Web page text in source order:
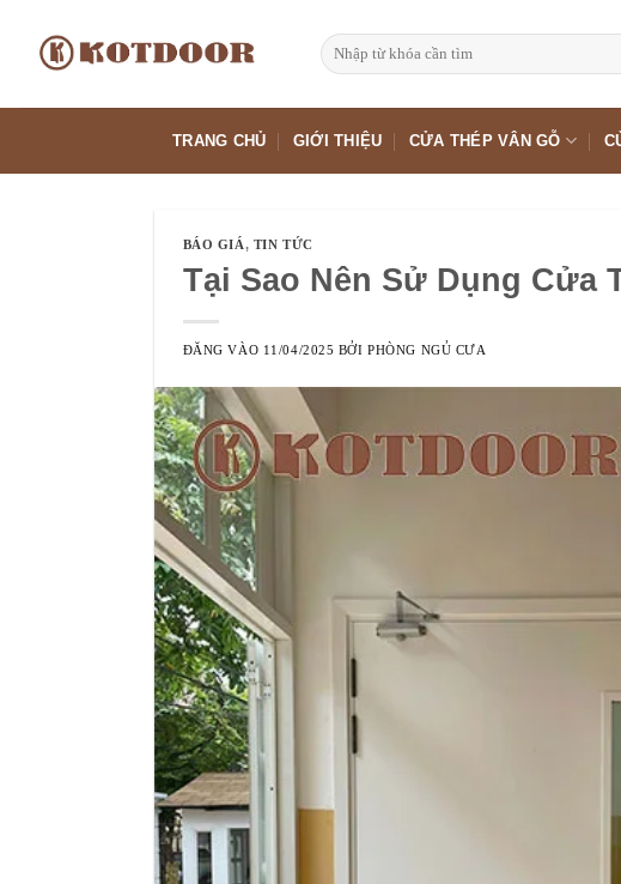
dung
Tìm
kiếm:
TRANG CHỦ GIỚI THIỆU CỬA THÉP VÂN GỖ
BÁO GIÁ, TIN TỨC
Tại Sao Nên Sử Dụng Cửa
ĐĂNG VÀO 11/04/2025 BỞIPHÒNG NGỦ CƯA